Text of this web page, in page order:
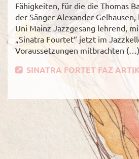
Fähigkeiten, für die die Thomas
der Sänger Alexander Gelhausen,
Uni Mainz Jazzgesang lehrend,
„Sinatra Fourtet“ jetzt im
Voraussetzungen mitbrachten (…)
SINATRA FORTET FAZ